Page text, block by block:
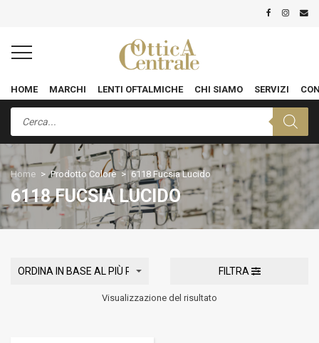
HOME MARCHI LENTI OFTALMICHE CHI SIAMO SERVIZI
Products
search
Home > Prodotto Colore > 6118 Fucsia Lucido
6118 FUCSIA LUCIDO
FILTRA
Visualizzazione del risultato